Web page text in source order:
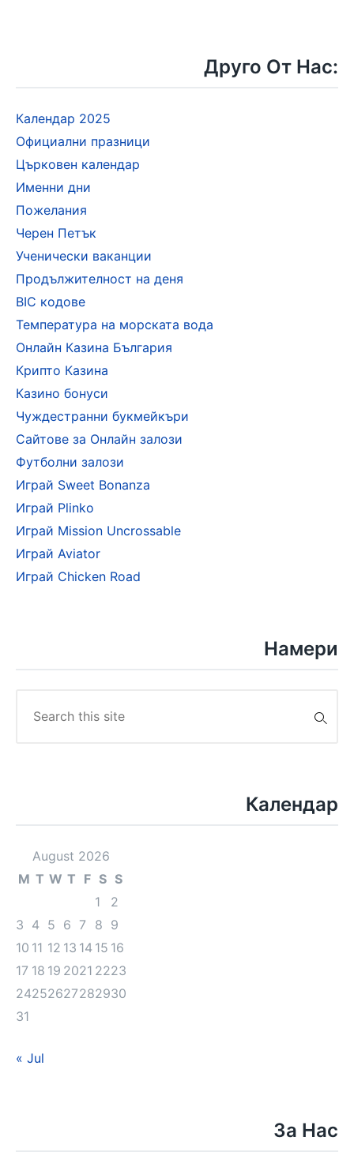
Друго От Нас:
Календар 2025
Официални празници
Църковен календар
Именни дни
Пожелания
Черен Петък
Ученически ваканции
Продължителност на деня
BIC кодове
Температура на морската вода
Онлайн Казина България
Крипто Казина
Казино бонуси
Чуждестранни букмейкъри
Сайтове за Онлайн залози
Футболни залози
Играй Sweet Bonanza
Играй Plinko
Играй Mission Uncrossable
Играй Aviator
Играй Chicken Road
Намери
for:
Календар
August 2026
M T W T F S S
1
2
3 4 5 6 7 8 9
10 11 12 13 14 15 16
17 18 19 2021 2223
24252627282930
31
« Jul
За Нас